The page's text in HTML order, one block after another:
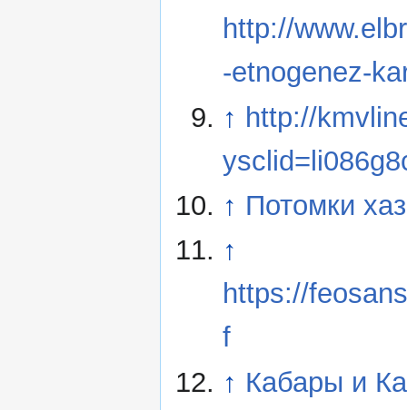
http://
-etnogenez-
↑ http://
↑ Потомки
↑
https://
f
↑ Кабары и